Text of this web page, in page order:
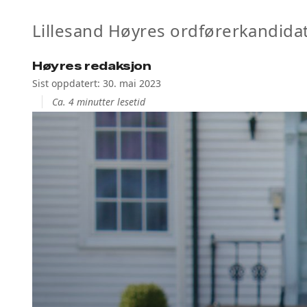
Lillesand Høyres
Høyres redaksjon
Sist oppdatert: 30. mai 2023
Ca. 4 minutter lesetid